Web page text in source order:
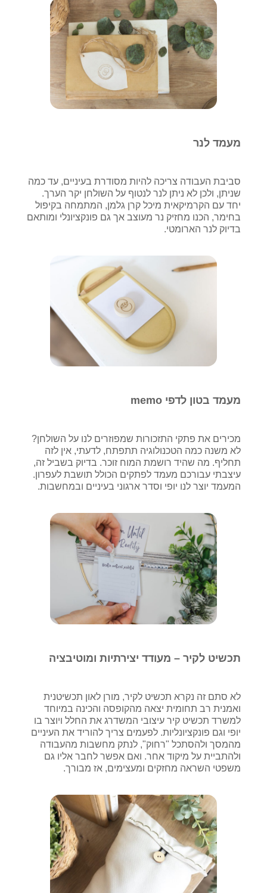
מעמד לנר
סביבת העבודה צריכה להיות מסודרת בעיניים, עד כמה
שניתן, ולכן לא ניתן לנר לנטוף על השולחן יקר הערך.
יחד עם הקרמיקאית מיכל קרן גלמן, המתמחה בקיפול
בחימר, הכנו מחזיק נר מעוצב אך גם פונקציונלי ומותאם
בדיוק לנר הארומטי.
מעמד בטון לדפי memo
מכירים את פתקי התזכורות שמפוזרים לנו על השולחן?
לא משנה כמה הטכנולוגיה תתפתח, לדעתי, אין לזה
תחליף. מה שהיד רושמת המוח זוכר. בדיוק בשביל זה,
עיצבתי עבורכם מעמד לפתקים הכולל תושבת לעפרון.
המעמד יוצר לנו יופי וסדר ארגוני בעיניים ובמחשבות.
תכשיט לקיר – מעודד יצירתיות ומוטיבציה
לא סתם זה נקרא תכשיט לקיר, מורן לאון תכשיטנית
ואמנית רב תחומית יצאה מהקופסה והכינה במיוחד
למשרד תכשיט קיר עיצובי המשדרג את החלל ויוצר בו
יופי וגם פונקציונליות. לפעמים צריך להוריד את העיניים
מהמסך ולהסתכל "רחוק", לנתק מחשבות מהעבודה
ולהתביית על מיקוד אחר. ואם אפשר לחבר אליו גם
משפטי השראה מחזקים ומעצימים, אז מבורך.